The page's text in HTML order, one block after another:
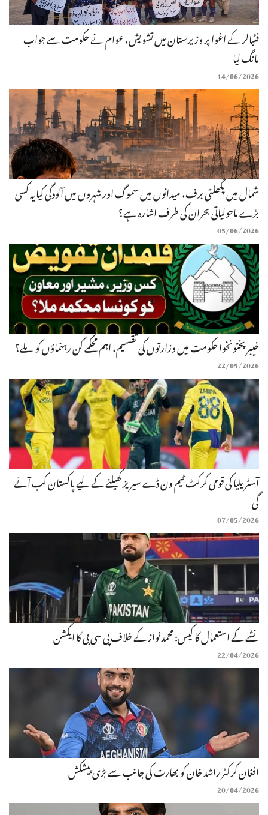
فٹبالر کے اغوا پر وزیرستان میں تشویش، عوام نے حکومت سے جواب
مانگ لیا
14/06/2026
شمال میں پگھلتی برف، میدانوں میں سموگ اور شہروں میں آلودگی کیا یہ کسی
بڑے ماحولیاتی بحران کی طرف اشارہ ہے؟
05/06/2026
خیبرپختونخوا حکومت میں وزارتوں کی تقسیم، اہم محکمے کن رہنماؤں کو ملے؟
22/05/2026
آسٹریلیا کی قومی کرکٹ ٹیم ون ڈے سیریز کھیلنے کے لیے پاکستان کب آئے
گی
07/05/2026
نشے کے استعمال کا کیس: محمد نواز کے خلاف پی سی بی کا ایکشن
22/04/2026
افغان کرکٹر راشد خان کو بھارت کی جانب سے بڑی پیشکش
20/04/2026